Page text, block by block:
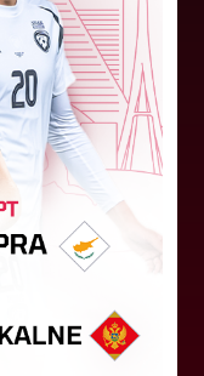
protokols